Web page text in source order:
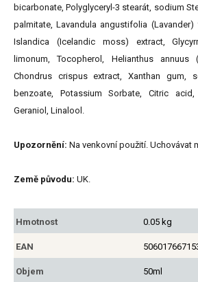
bicarbonate, Polyglyceryl-3 stearát, sodium
palmitate, Lavandula angustifolia (Lavander)
Islandica (Icelandic moss) extract,
limonum, Tocopherol, Helianthus
Chondrus crispus extract, Xanthan gum,
benzoate, Potassium Sorbate, Citric acid,
Geraniol, Linalool.
Upozornění: Na venkovní použití. Uchovávat
Země původu: UK.
Hmotnost 0.05 kg
EAN
Objem 50ml